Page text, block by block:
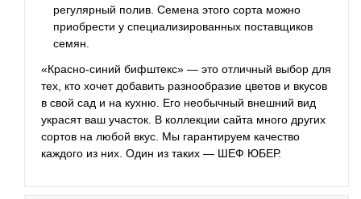
регулярный полив. Семена этого сорта можно
приобрести у специализированных поставщиков
семян.
«Красно-синий бифштекс» — это отличный выбор для
тех, кто хочет добавить разнообразие цветов и вкусов
в свой сад и на кухню. Его необычный внешний вид
украсят ваш участок. В коллекции сайта много других
сортов на любой вкус. Мы гарантируем качество
каждого из них. Один из таких — ШЕФ ЮБЕР.